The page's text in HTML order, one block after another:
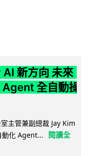
新方向 未來
全自動操
主管兼副總裁 Jay Kim
動化 Agent...
閱讀全